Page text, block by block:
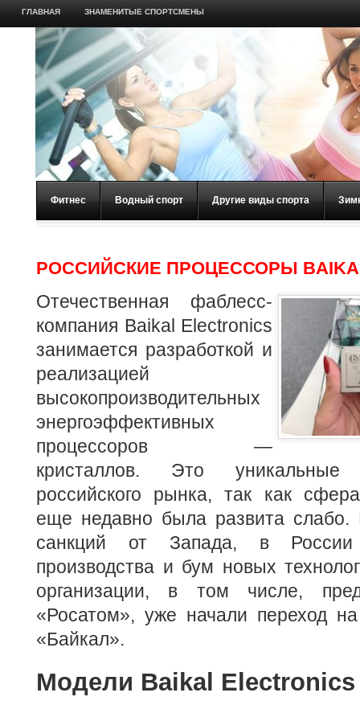
ГЛАВНАЯ ЗНАМЕНИТЫЕ СПОРТСМЕНЫ
Фитнес Водный спорт Другие виды спорта
РОССИЙСКИЕ ПРОЦЕССОРЫ BAIKAL
Отечественная фаблесс-
компания Baikal Electronics
занимается разработкой и
реализацией
высокопроизводительных
энергоэффективных
процессоров —
кристаллов. Это уникальные
российского рынка, так как
еще недавно была развита слабо.
санкций от Запада, в России
производства и бум новых
организации, в том числе,
«Росатом», уже начали переход
«Байкал».
Модели Baikal Electronics